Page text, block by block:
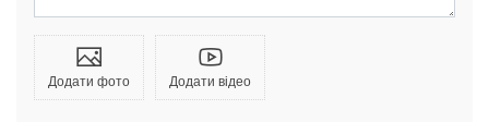
Додати фото Додати відео